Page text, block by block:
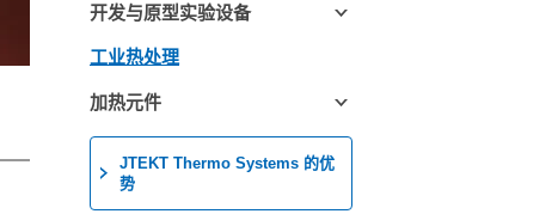
开发与原型实验设备
工业热处理
加热元件
JTEKT Thermo Systems 的优
势